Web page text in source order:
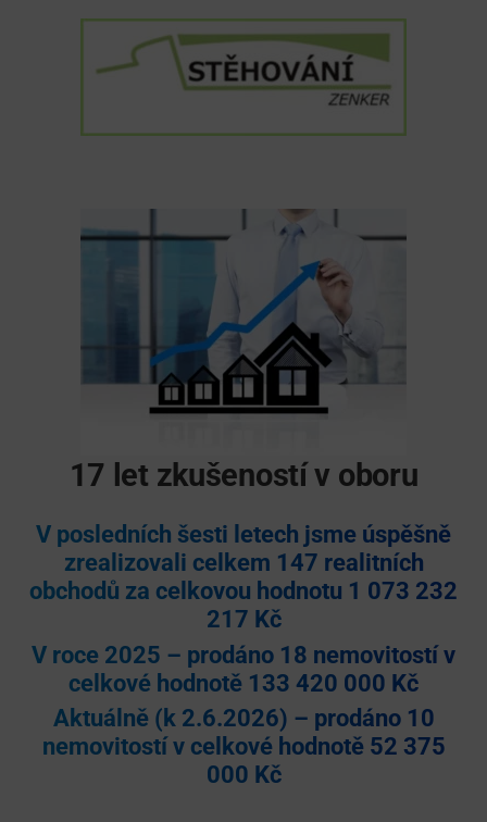
17 let zkušeností v oboru
V posledních šesti letech jsme úspěšně
zrealizovali celkem 147 realitních
obchodů za celkovou hodnotu 1 073 232
217 Kč
V roce 2025 – prodáno 18 nemovitostí v
celkové hodnotě 133 420 000 Kč
Aktuálně (k 2.6.2026) – prodáno 10
nemovitostí v celkové hodnotě 52 375
000 Kč